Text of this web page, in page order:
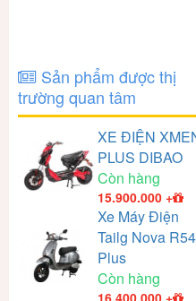
Sản phẩm được thị
trường quan tâm
XE ĐIỆN
PLUS DIBAO
Còn hàng
15.900.000 +
Xe Máy Điện
Tailg Nova R54
Plus
Còn hàng
16.400.000 +